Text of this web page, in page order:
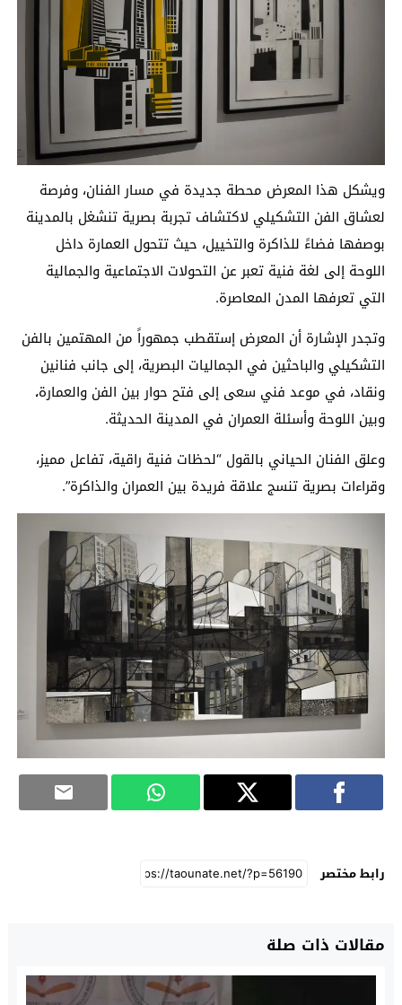
ويشكل هذا المعرض محطة جديدة في مسار الفنان، وفرصة
لعشاق الفن التشكيلي لاكتشاف تجربة بصرية تنشغل بالمدينة
بوصفها فضاءً للذاكرة والتخييل، حيث تتحول العمارة داخل
اللوحة إلى لغة فنية تعبر عن التحولات الاجتماعية والجمالية
التي تعرفها المدن المعاصرة.
وتجدر الإشارة أن المعرض إستقطب جمهوراً من المهتمين بالفن
التشكيلي والباحثين في الجماليات البصرية، إلى جانب فنانين
ونقاد، في موعد فني سعى إلى فتح حوار بين الفن والعمارة،
وبين اللوحة وأسئلة العمران في المدينة الحديثة.
وعلق الفنان الحياني بالقول “لحظات فنية راقية، تفاعل مميز،
وقراءات بصرية تنسج علاقة فريدة بين العمران والذاكرة”.
رابط مختصر
مقالات ذات صلة